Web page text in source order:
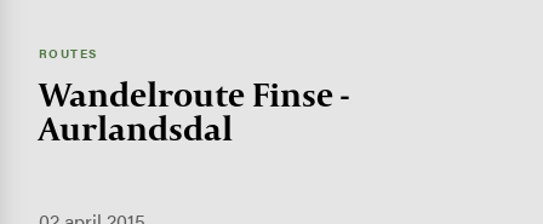
ROUTES
Wandelroute Finse -
Aurlandsdal